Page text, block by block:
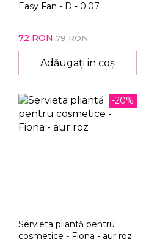
Easy Fan - D - 0.07
72 RON 79 RON
Adăugați in coș
-20%
Servieta pliantă pentru
cosmetice - Fiona - aur roz